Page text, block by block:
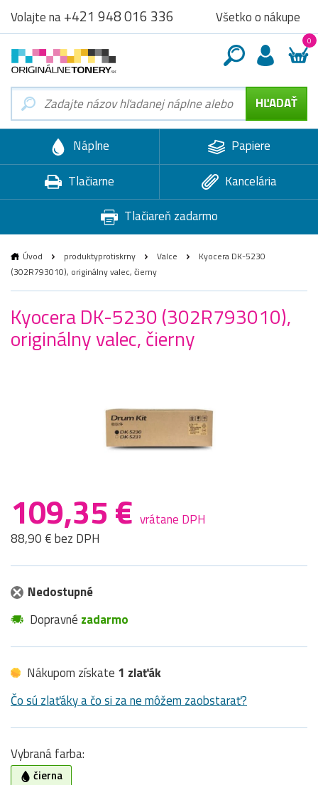
Volajte na+421 948 016 336 Všetko o nákupe
0
Náplne
Papiere
Tlačiarne
Kancelária
Tlačiareň zadarmo
Úvod produktyprotiskrny Valce
Kyocera DK-5230
(302R793010), originálny valec, čierny
Kyocera DK-5230 (302R793010),
originálny valec, čierny
109,35 € vrátane DPH
88,90 € bez DPH
Nedostupné
Dopravné zadarmo
Nákupom získate 1 zlaťák
Čo sú zlaťáky a čo si za ne môžem zaobstarať?
Vybraná farba:
čierna